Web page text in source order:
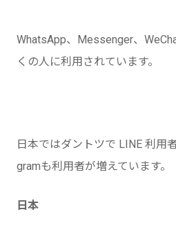
WhatsApp、Messenger、
くの人に利用されています。
日本ではダントツで LINE 利用
gramも利用者が増えています。
日本